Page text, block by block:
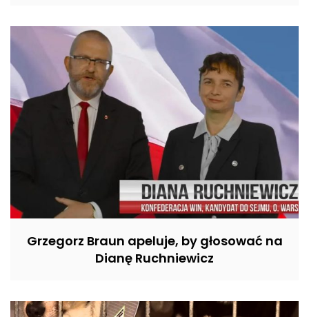
Grzegorz Braun apeluje, by głosować na
Dianę Ruchniewicz